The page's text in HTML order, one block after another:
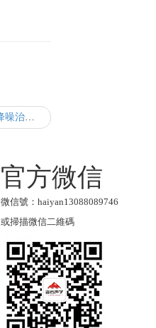
中央空調降噪治理方案
官方微信
微信號：haiyan13088089746
或掃描微信二維碼